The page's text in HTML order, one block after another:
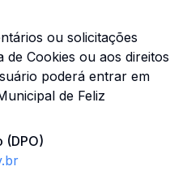
ou solicitações
de Cookies ou aos direitos
poderá entrar em
de Feliz
(DPO)